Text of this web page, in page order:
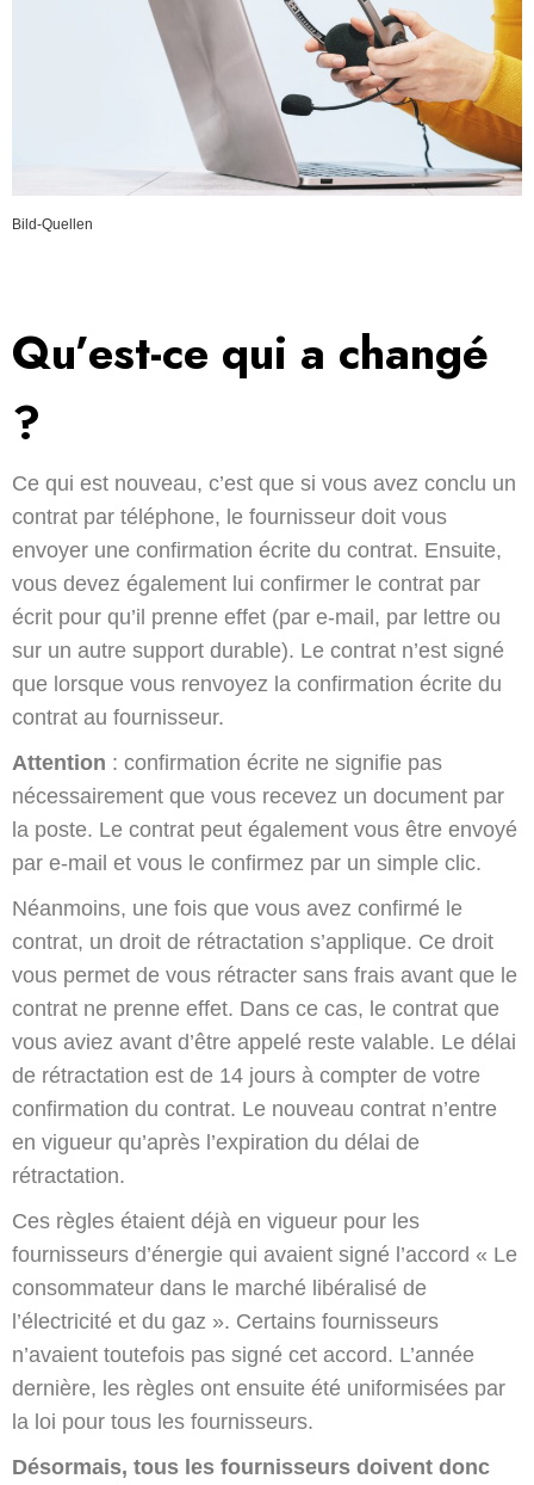
Bild-Quellen
Qu’est-ce qui a changé
?
Ce qui est nouveau, c’est que si vous avez conclu un
contrat par téléphone, le fournisseur doit vous
envoyer une confirmation écrite du contrat. Ensuite,
vous devez également lui confirmer le contrat par
écrit pour qu’il prenne effet (par e-mail, par lettre ou
sur un autre support durable). Le contrat n’est signé
que lorsque vous renvoyez la confirmation écrite du
contrat au fournisseur.
Attention : confirmation écrite ne signifie pas
nécessairement que vous recevez un document par
la poste. Le contrat peut également vous être envoyé
par e-mail et vous le confirmez par un simple clic.
Néanmoins, une fois que vous avez confirmé le
contrat, un droit de rétractation s’applique. Ce droit
vous permet de vous rétracter sans frais avant que le
contrat ne prenne effet. Dans ce cas, le contrat que
vous aviez avant d’être appelé reste valable. Le délai
de rétractation est de 14 jours à compter de votre
confirmation du contrat. Le nouveau contrat n’entre
en vigueur qu’après l’expiration du délai de
rétractation.
Ces règles étaient déjà en vigueur pour les
fournisseurs d’énergie qui avaient signé l’accord « Le
consommateur dans le marché libéralisé de
l’électricité et du gaz ». Certains fournisseurs
n’avaient toutefois pas signé cet accord. L’année
dernière, les règles ont ensuite été uniformisées par
la loi pour tous les fournisseurs.
Désormais, tous les fournisseurs doivent donc